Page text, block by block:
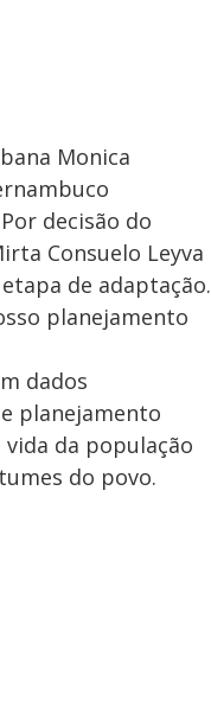
Monica
decisão do
Consuelo Leyva
de adaptação.
planejamento
dados
planejamento
da população
do povo.